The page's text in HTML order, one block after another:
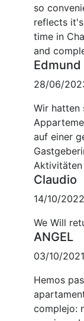
so
reflects
time in
and
Edmund
28/06/
Wir hatten
auf einer
Claudio
14/10/2022
We Will
ANGEL
03/10/2021
Hemos
complejo: